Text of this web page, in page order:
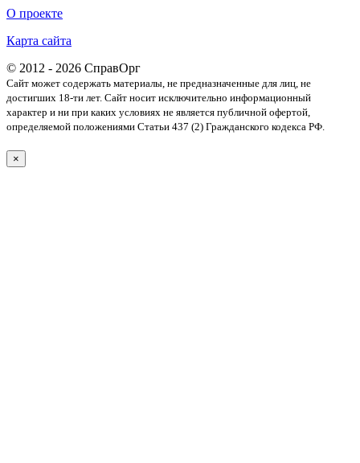
О проекте
Карта сайта
© 2012 - 2026 СправОрг
Сайт может содержать материалы, не предназначенные для лиц, не
достигших 18-ти лет. Cайт носит исключительно информационный
характер и ни при каких условиях не является публичной офертой,
определяемой положениями Статьи 437 (2) Гражданского кодекса РФ.
×